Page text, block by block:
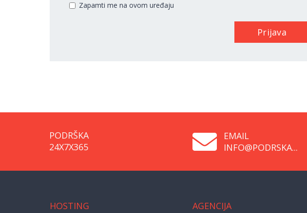
Zapamti me na ovom uređaju
PODRŠKA
24X7X365
EMAIL
INFO@PODRSKA...
HOSTING AGENCIJA